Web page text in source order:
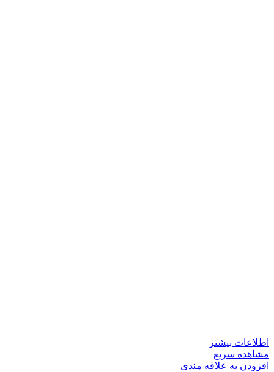
اطلاعات بیشتر
مشاهده سریع
افزودن به علاقه مندی